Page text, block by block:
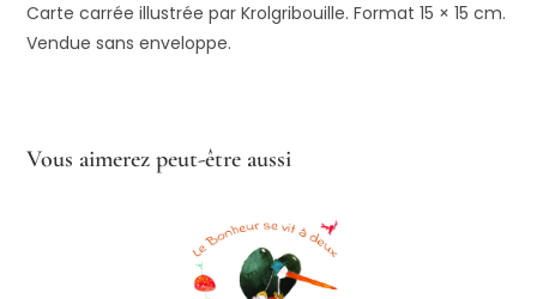
Carte carrée illustrée par Krolgribouille. Format 15 × 15 cm.
Vendue sans enveloppe.
Vous aimerez peut-être aussi